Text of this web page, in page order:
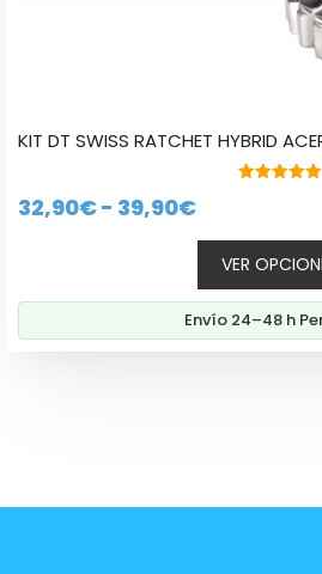
KIT DT SWISS RATCHET HYBRID
32,90€- 39,90€Rango
de
precios:
desde
32,90€
VER
Envío 24–48 h